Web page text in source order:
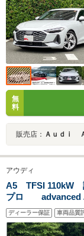
無
料
販売店： Ａｕｄｉ
アウディ
A5 TFSI 110kW
プロ advanced
ジ パーシャルレ
ンジャーディスプ
ント/リヤ)
ディーラー保証 車両品質